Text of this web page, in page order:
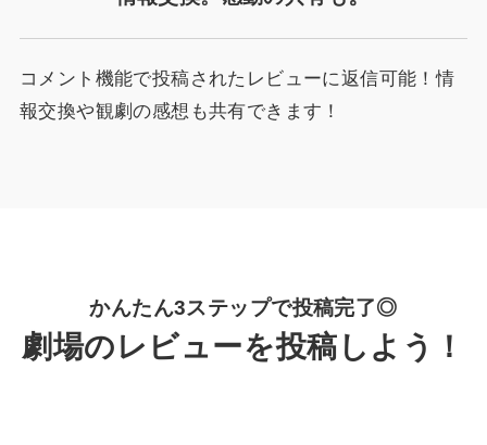
コメント機能で投稿されたレビューに返信可能！情
報交換や観劇の感想も共有できます！
かんたん3ステップで投稿完了◎
劇場のレビューを投稿しよう！